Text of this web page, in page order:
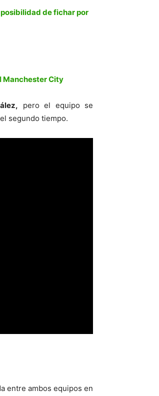
de fichar por
Manchester City
pero el equipo se
segundo tiempo.
entre ambos equipos en